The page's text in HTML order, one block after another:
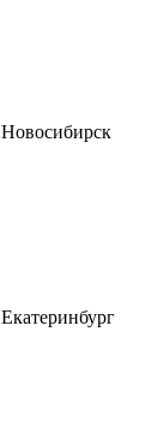
Новосибирск
Екатеринбург